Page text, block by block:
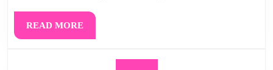
READ MOREREAD
MORE